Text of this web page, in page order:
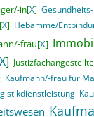
in[X]
X] Hebamme/
frau[X]
X]
Kaufmann/-frau für